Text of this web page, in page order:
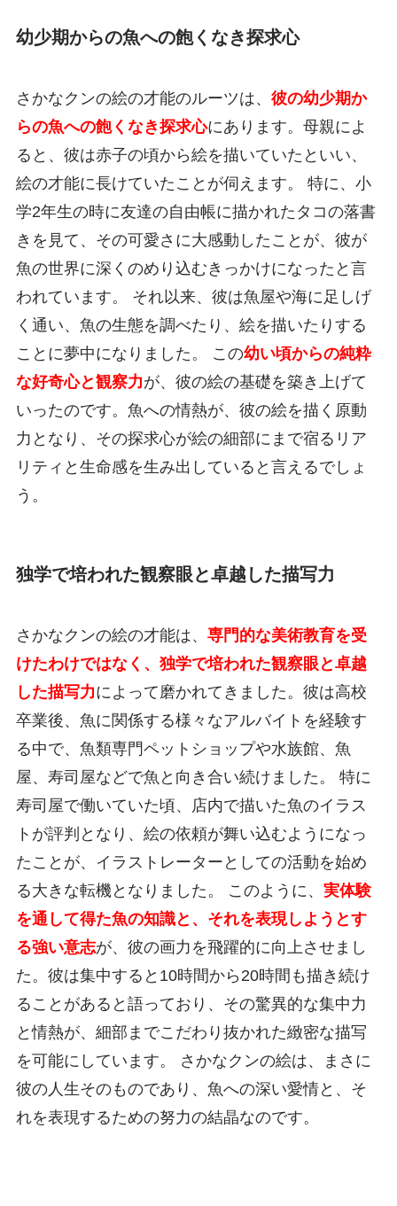
幼少期からの魚への飽くなき探求心
さかなクンの絵の才能のルーツは、 彼の幼少期か
らの魚への飽くなき探求心にあります。母親によ
ると、彼は赤子の頃から絵を描いていたといい、
絵の才能に長けていたことが伺えます。 特に、小
学2年生の時に友達の自由帳に描かれたタコの落書
きを見て、その可愛さに大感動したことが、彼が
魚の世界に深くのめり込むきっかけになったと言
われています。 それ以来、彼は魚屋や海に足しげ
く通い、魚の生態を調べたり、絵を描いたりする
ことに夢中になりました。 この幼い頃からの純粋
な好奇心と観察力が、彼の絵の基礎を築き上げて
いったのです。魚への情熱が、彼の絵を描く原動
力となり、その探求心が絵の細部にまで宿るリア
リティと生命感を生み出していると言えるでしょ
う。
独学で培われた観察眼と卓越した描写力
さかなクンの絵の才能は、 専門的な美術教育を受
けたわけではなく、独学で培われた観察眼と卓越
した描写力によって磨かれてきました。彼は高校
卒業後、魚に関係する様々なアルバイトを経験す
る中で、魚類専門ペットショップや水族館、魚
屋、寿司屋などで魚と向き合い続けました。 特に
寿司屋で働いていた頃、店内で描いた魚のイラス
トが評判となり、絵の依頼が舞い込むようになっ
たことが、イラストレーターとしての活動を始め
る大きな転機となりました。 このように、 実体験
を通して得た魚の知識と、それを表現しようとす
る強い意志が、彼の画力を飛躍的に向上させまし
た。彼は集中すると10時間から20時間も描き続け
ることがあると語っており、その驚異的な集中力
と情熱が、細部までこだわり抜かれた緻密な描写
を可能にしています。 さかなクンの絵は、まさに
彼の人生そのものであり、魚への深い愛情と、そ
れを表現するための努力の結晶なのです。